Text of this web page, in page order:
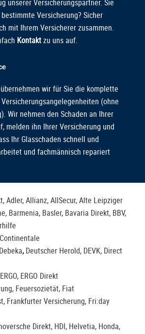
unserer Versicherungspartner. Sie
Versicherung? Sicher
mit Ihrem Versicherer zusammen.
Kontakt zu uns auf.
wir für Sie die komplette
(ohne
Wir nehmen den Schaden an Ihrer
melden ihn Ihrer Versicherung und
Ihr Glasschaden schnell und
und fachmännisch repariert
, Adler, Allianz, AllSecur, Alte Leipziger
Barmenia, Basler, Bavaria Direkt, BBV,
Continentale
, Deutscher Herold, DEVK, Direct
ERGO Direkt
Feuersozietät, Fiat
Frankfurter Versicherung, Fri:day
Direkt, HDI, Helvetia, Honda,